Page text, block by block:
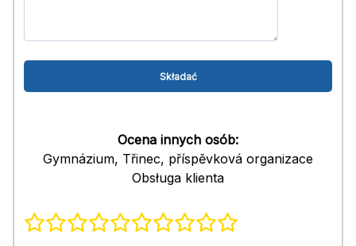
Ocena innych osób:
Gymnázium, Třinec, příspěvková organizace
Obsługa klienta